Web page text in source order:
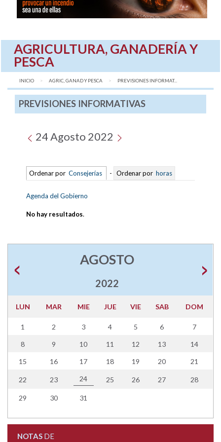
AGRICULTURA, GANADERÍA Y
PESCA
INICIO AGRIC, GANAD Y PESCA AQUÍ:
PREVISIONES INFORMAT...
PREVISIONES INFORMATIVAS
24 Agosto 2022
Ordenar por Consejerías - Ordenar por horas
Agenda del Gobierno
No hay resultados.
AGOSTO
2022
LUN MAR MIE JUE VIE SAB DOM
1 2 3 4 5 6 7
8 9 10 11 12 13 14
15 16 17 18 19 20 21
22 23 24 25 26 27 28
29 30 31
NOTASDE